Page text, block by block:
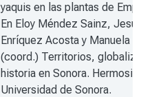
yaquis en las plantas de
En Eloy Méndez Sainz,
Enríquez Acosta y Manuela
(coord.) Territorios,
historia en Sonora.
Universidad de Sonora.